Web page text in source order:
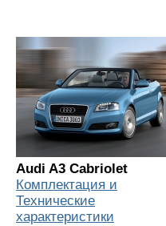
Audi A3 Cabriolet
Комплектация и
Технические
характеристики